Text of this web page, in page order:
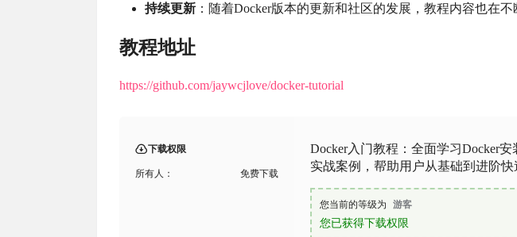
持续更新 ：随着Docker版本的更新和社区的发展，教程内容也在
教程地址
https://github.com/jaywcjlove/docker-tutorial
下载权限
所有人： 免费下载
Docker入门教程：全面学习Docker
实战案例，帮助用户从基础到进阶快
您当前的等级为 游客
您已获得下载权限